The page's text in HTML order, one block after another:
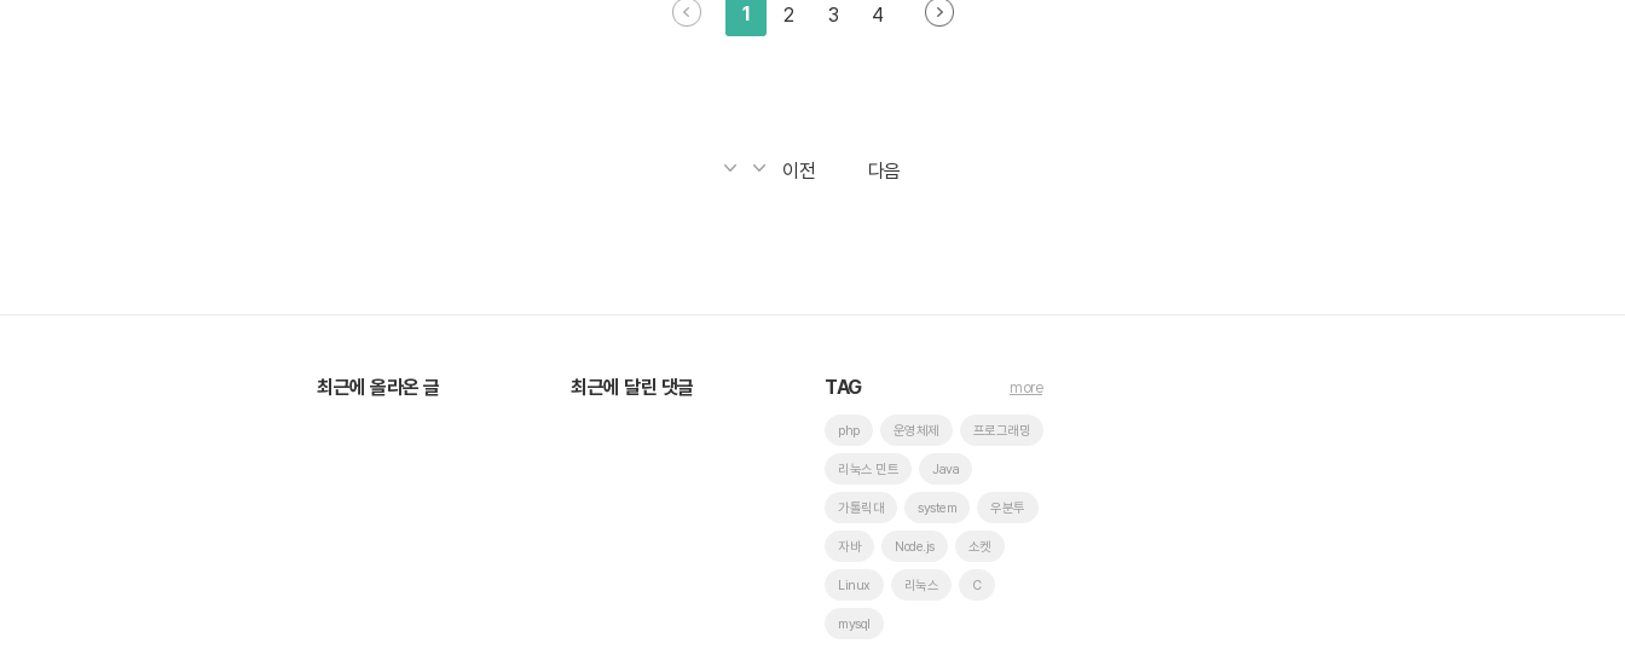
1 2 3 4
이전 다음
최근에 올라온 글 최근에 달린 댓글 TAG
php 운영체제 프로그래밍
리눅스 민트 Java
가톨릭대 system 우분투
자바 Node.js 소켓
Linux 리눅스 C
mysql
more